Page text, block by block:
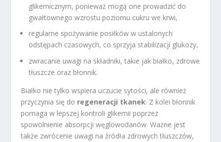
glikemicznym, ponieważ mogą one prowadzić do
gwałtownego wzrostu poziomu cukru we krwi,
regularne spożywanie posiłków w ustalonych
odstępach czasowych, co sprzyja stabilizacji glukozy,
zwracanie uwagi na składniki, takie jak białko, zdrowe
tłuszcze oraz błonnik.
Białko nie tylko wspiera uczucie sytości, ale również
przyczynia się do regeneracji tkanek. Z kolei błonnik
pomaga w lepszej kontroli glikemii poprzez
spowolnienie absorpcji węglowodanów. Ważne jest
także zwrócenie uwagi na źródła zdrowych tłuszczów,